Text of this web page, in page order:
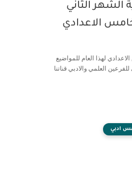
الشهر الثاني
الاعدادي
لهذا العام للمواضيع
العلمي والادبي قناتنا
ادبي